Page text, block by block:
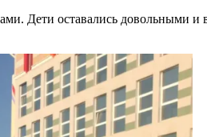
Дети оставались